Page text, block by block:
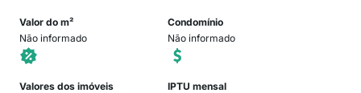
Valor do m²
Não informado
Condomínio
Não informado
Valores dos imóveis
IPTU mensal